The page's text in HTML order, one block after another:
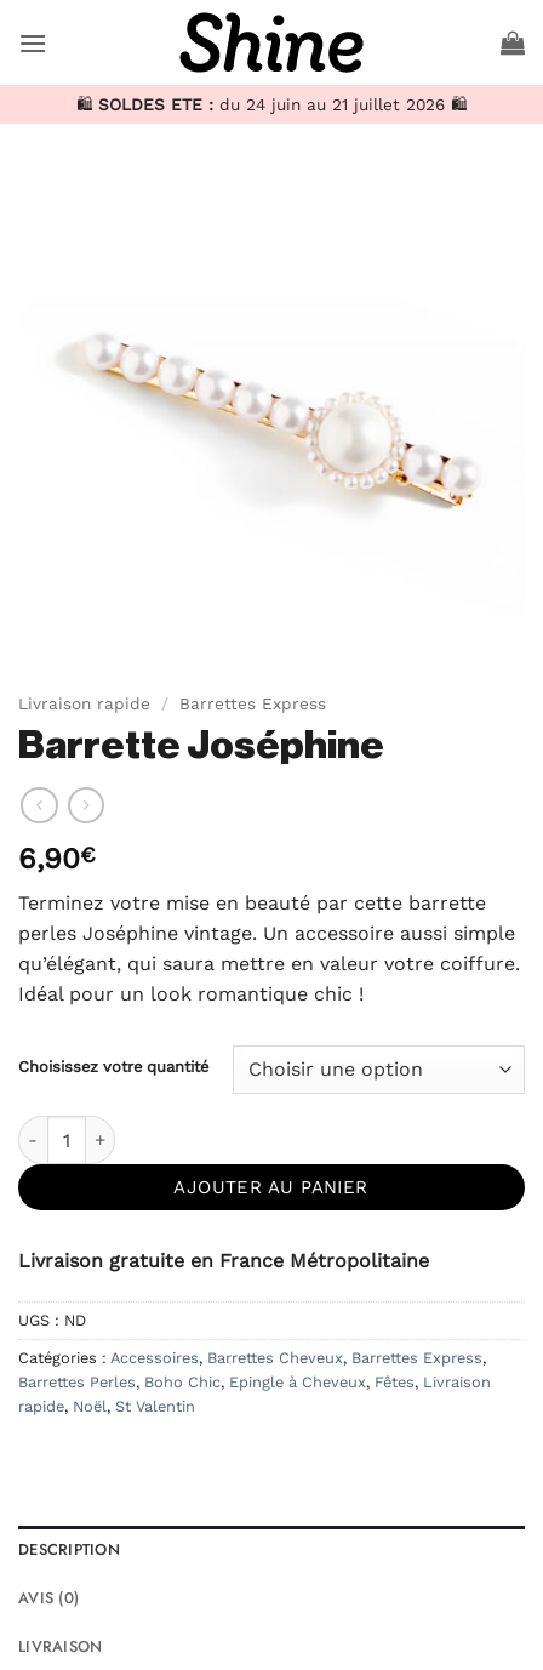
au
🛍️ SOLDES ETE : du 24 juin au 21 juillet 2026 🛍️
Livraison rapide / Barrettes Express
Barrette Joséphine
6,90€
Terminez votre mise en beauté par cette barrette
perles Joséphine vintage. Un accessoire aussi simple
qu’élégant, qui saura mettre en valeur votre coiffure.
Idéal pour un look romantique chic !
Choisissez votre quantité
quantité de Barrette Joséphine
AJOUTER AU PANIER
Livraison gratuite en France Métropolitaine
UGS : ND
Catégories : Accessoires, Barrettes Cheveux, Barrettes Express,
Barrettes Perles, Boho Chic, Epingle à Cheveux, Fêtes, Livraison
rapide, Noël, St Valentin
DESCRIPTION
AVIS (0)
LIVRAISON